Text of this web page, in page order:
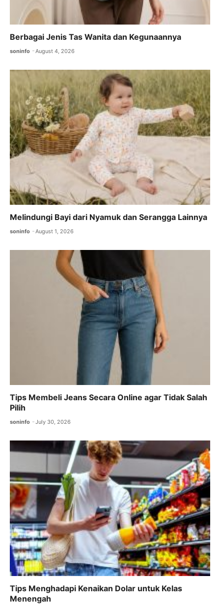
Berbagai Jenis Tas Wanita dan Kegunaannya
soninfo August 4, 2026
Melindungi Bayi dari Nyamuk dan Serangga Lainnya
soninfo August 1, 2026
Tips Membeli Jeans Secara Online agar Tidak Salah
Pilih
soninfo July 30, 2026
Tips Menghadapi Kenaikan Dolar untuk Kelas
Menengah